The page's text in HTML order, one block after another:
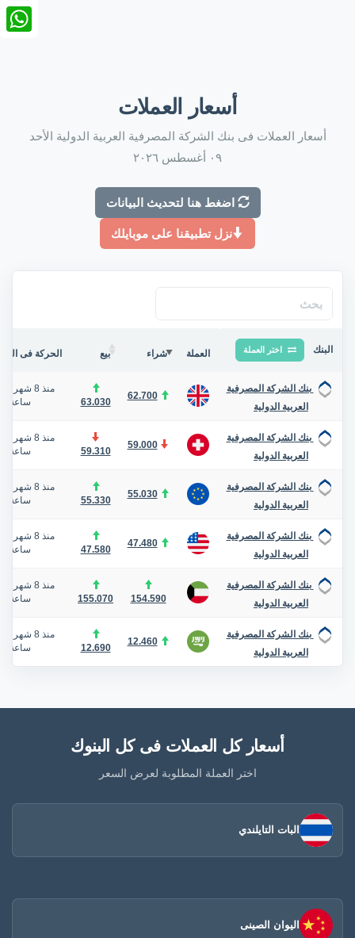
أسعار العملات
أسعار العملات فى بنك الشركة المصرفية العربية الدولية الأحد
٠٩ أغسطس ٢٠٢٦
اضغط هنا لتحديث البيانات
نزل تطبيقنا على موبايلك
البنك اختر العملة العملة شراء بيع الحركة فى
بنك الشركة المصرفية
العربية الدولية
62.700
63.030
منذ 8 شهر
ساعة
بنك الشركة المصرفية
العربية الدولية
59.000
59.310
منذ 8 شهر
ساعة
بنك الشركة المصرفية
العربية الدولية
55.030
55.330
منذ 8 شهر
ساعة
بنك الشركة المصرفية
العربية الدولية
47.480
47.580
منذ 8 شهر
ساعة
بنك الشركة المصرفية
العربية الدولية
154.590
155.070
منذ 8 شهر
ساعة
بنك الشركة المصرفية
العربية الدولية
12.460
12.690
منذ 8 شهر
ساعة
أسعار كل العملات فى كل البنوك
اختر العملة المطلوبة لعرض السعر
البات التايلندي
اليوان الصينى​